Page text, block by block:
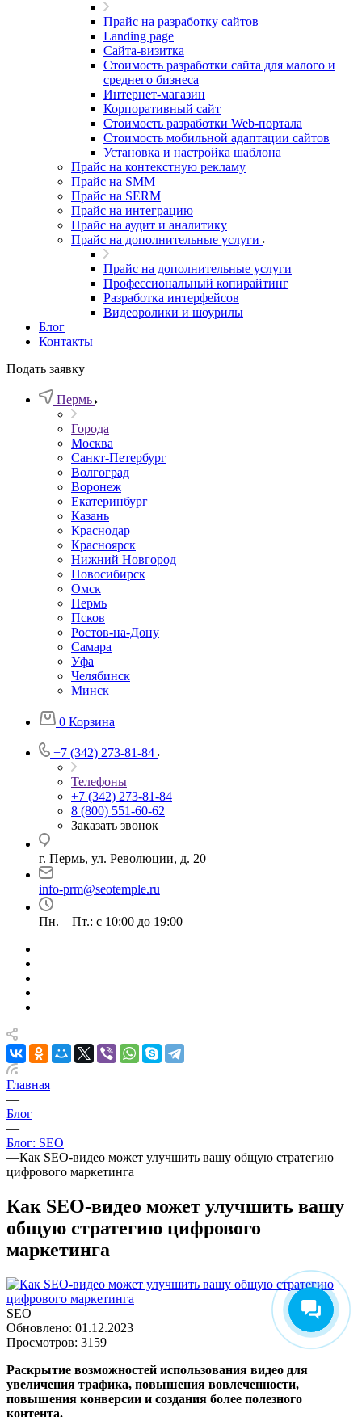
Прайс на разработку сайтов
Landing page
Cайта-визитка
Стоимость разработки сайта для малого и
среднего бизнеса
Интернет-магазин
Корпоративный сайт
Стоимость разработки Web-портала
Стоимость мобильной адаптации сайтов
Установка и настройка шаблона
Прайс на контекстную рекламу
Прайс на SMM
Прайс на SERM
Прайс на интеграцию
Прайс на аудит и аналитику
Прайс на дополнительные услуги
Прайс на дополнительные услуги
Профессиональный копирайтинг
Разработка интерфейсов
Видеоролики и шоурилы
Блог
Контакты
Подать заявку
Пермь
Города
Москва
Санкт-Петербург
Волгоград
Воронеж
Екатеринбург
Казань
Краснодар
Красноярск
Нижний Новгород
Новосибирск
Омск
Пермь
Псков
Ростов-на-Дону
Самара
Уфа
Челябинск
Минск
0 Корзина
+7 (342) 273-81-84
Телефоны
+7 (342) 273-81-84
8 (800) 551-60-62
Заказать звонок
г. Пермь, ул. Революции, д. 20
info-prm@seotemple.ru
Пн. – Пт.: с 10:00 до 19:00
Главная
—
Блог
—
Блог: SEO
—Как SEO-видео может улучшить вашу общую стратегию
цифрового маркетинга
Как SEO-видео может улучшить вашу
общую стратегию цифрового
маркетинга
SEO
Обновлено: 01.12.2023
Просмотров: 3159
Раскрытие возможностей использования видео для
увеличения трафика, повышения вовлеченности,
повышения конверсии и создания более полезного
контента.